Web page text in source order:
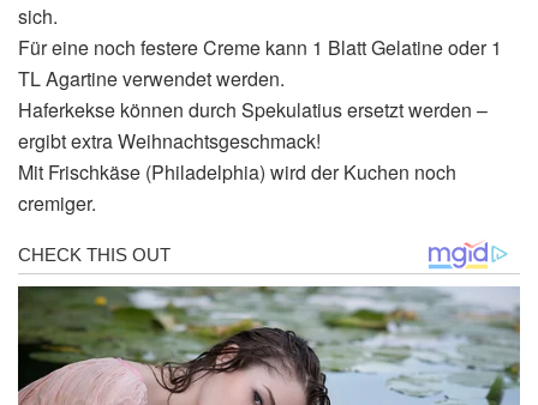
sich.
Für eine noch festere Creme kann 1 Blatt Gelatine oder 1
TL Agartine verwendet werden.
Haferkekse können durch Spekulatius ersetzt werden –
ergibt extra Weihnachtsgeschmack!
Mit Frischkäse (Philadelphia) wird der Kuchen noch
cremiger.